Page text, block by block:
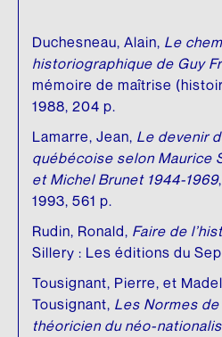
Duchesneau, Alain, Le
historiographique de Guy
mémoire de maîtrise
1988, 204 p.
Lamarre, Jean, Le devenir
québécoise selon Maurice
et Michel Brunet 1944-1969
1993, 561 p.
Rudin, Ronald, Faire de
Sillery : Les éditions du
Tousignant, Pierre, et
Tousignant, Les Normes
théoricien du néo-